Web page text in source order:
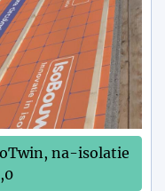
na-isolatie